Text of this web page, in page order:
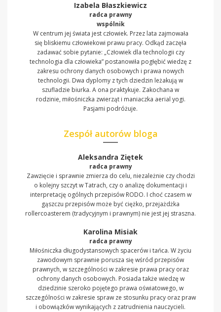
Izabela Błaszkiewicz
radca prawny
wspólnik
W centrum jej świata jest człowiek. Przez lata zajmowała
się bliskiemu człowiekowi prawu pracy. Odkąd zaczęła
zadawać sobie pytanie: „Człowiek dla technologii czy
technologia dla człowieka” postanowiła pogłębić wiedzę z
zakresu ochrony danych osobowych i prawa nowych
technologii. Dwa dyplomy z tych dziedzin leżakują w
szufladzie biurka. A ona praktykuje. Zakochana w
rodzinie, miłośniczka zwierząt i maniaczka aerial yogi.
Pasjami podróżuje.
Zespół autorów bloga
Aleksandra Ziętek
radca prawny
Zawzięcie i sprawnie zmierza do celu, niezależnie czy chodzi
o kolejny szczyt w Tatrach, czy o analizę dokumentacji i
interpretację ogólnych przepisów RODO. I choć czasem w
gąszczu przepisów może być ciężko, przejażdżka
rollercoasterem (tradycyjnym i prawnym) nie jest jej straszna.
Karolina Misiak
radca prawny
Miłośniczka długodystansowych spacerów i tańca. W życiu
zawodowym sprawnie porusza się wśród przepisów
prawnych, w szczególności w zakresie prawa pracy oraz
ochrony danych osobowych. Posiada także wiedzę w
dziedzinie szeroko pojętego prawa oświatowego, w
szczególności w zakresie spraw ze stosunku pracy oraz praw
i obowiązków wynikających z zatrudnienia nauczycieli.